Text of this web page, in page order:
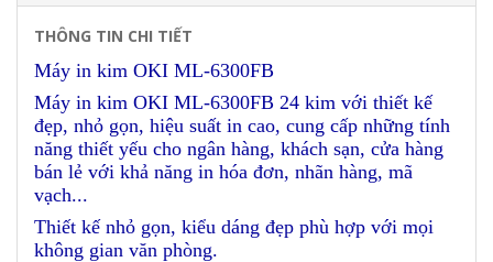
THÔNG TIN CHI TIẾT
Máy in kim OKI ML-6300FB
Máy in kim OKI ML-6300FB 24 kim với thiết kế
đẹp, nhỏ gọn, hiệu suất in cao, cung cấp những tính
năng thiết yếu cho ngân hàng, khách sạn, cửa hàng
bán lẻ với khả năng in hóa đơn, nhãn hàng, mã
vạch...
Thiết kế nhỏ gọn, kiểu dáng đẹp phù hợp với mọi
không gian văn phòng.